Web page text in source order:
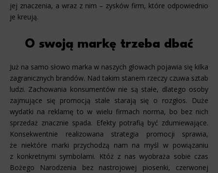
jej znaczenia, a wraz z nim – zysków firm, które odpowiednio
je kreują.
O swoją markę trzeba dbać
Już na samo słowo marka w naszych głowach pojawia się kilka
zagranicznych brandów. Nad takim stanem rzeczy czuwa sztab
ludzi. Zachowania konsumentów nie są stałe, dlatego osoby
zajmujące się promocją stale starają się o rozgłos. Duże
wydatki na reklamę to w wielu firmach norma, bo bez nich
sprzedaż znacznie spada. Efekty potrafią być zdumiewające.
Konsekwentnie realizowana strategia promocji sprawia,
że niektóre marki przychodzą nam na myśl w powiązaniu
z konkretnymi symbolami. Któż z nas wyobraża sobie czas
Bożego Narodzenia bez nastrojowej piosenki, czerwonej